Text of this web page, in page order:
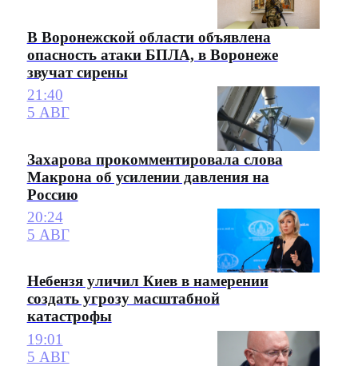
В Воронежской области объявлена
опасность атаки БПЛА, в Воронеже
звучат сирены
21:40
5 АВГ
Захарова прокомментировала слова
Макрона об усилении давления на
Россию
20:24
5 АВГ
Небензя уличил Киев в намерении
создать угрозу масштабной
катастрофы
19:01
5 АВГ